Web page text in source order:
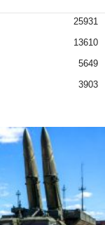
25931
13610
5649
3903